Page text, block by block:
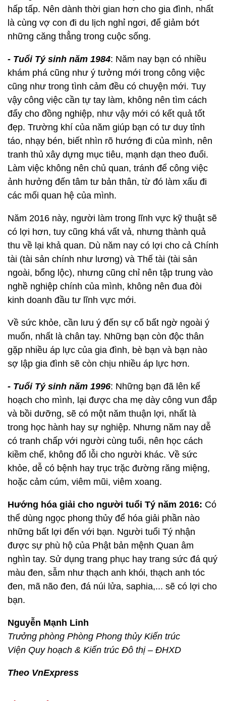
hấp tấp. Nên dành thời gian hơn cho gia đình, nhất
là cùng vợ con đi du lịch nghỉ ngơi, để giảm bớt
những căng thẳng trong cuộc sống.
- Tuổi Tý sinh năm 1984: Năm nay bạn có nhiều
khám phá cũng như ý tưởng mới trong công việc
cũng như trong tình cảm đều có chuyện mới. Tuy
vậy công việc cần tự tay làm, không nên tìm cách
đẩy cho đồng nghiệp, như vậy mới có kết quả tốt
đẹp. Trường khí của năm giúp bạn có tư duy tỉnh
táo, nhạy bén, biết nhìn rõ hướng đi của mình, nên
tranh thủ xây dựng mục tiêu, mạnh dạn theo đuổi.
Làm việc không nên chủ quan, tránh để công việc
ảnh hưởng đến tâm tư bản thân, từ đó làm xấu đi
các mối quan hệ của mình.
Năm 2016 này, người làm trong lĩnh vực kỹ thuật sẽ
có lợi hơn, tuy cũng khá vất vả, nhưng thành quả
thu về lại khả quan. Dù năm nay có lợi cho cả Chính
tài (tài sản chính như lương) và Thế tài (tài sản
ngoài, bổng lộc), nhưng cũng chỉ nên tập trung vào
nghề nghiệp chính của mình, không nên đua đòi
kinh doanh đầu tư lĩnh vực mới.
Về sức khỏe, cần lưu ý đến sự cố bất ngờ ngoài ý
muốn, nhất là chân tay. Những bạn còn độc thân
gặp nhiều áp lực của gia đình, bè bạn và bạn nào
sợ lập gia đình sẽ còn chịu nhiều áp lực hơn.
- Tuổi Tý sinh năm 1996: Những bạn đã lên kế
hoạch cho mình, lại được cha mẹ dày công vun đắp
và bồi dưỡng, sẽ có một năm thuận lợi, nhất là
trong học hành hay sự nghiệp. Nhưng năm nay dễ
có tranh chấp với người cùng tuổi, nên học cách
kiềm chế, không đổ lỗi cho người khác. Về sức
khỏe, dễ có bệnh hay trục trặc đường răng miệng,
hoặc cảm cúm, viêm mũi, viêm xoang.
Hướng hóa giải cho người tuổi Tý năm 2016: Có
thể dùng ngọc phong thủy để hóa giải phần nào
những bất lợi đến với bạn. Người tuổi Tý nhận
được sự phù hộ của Phật bản mệnh Quan âm
nghìn tay. Sử dụng trang phục hay trang sức đá quý
màu đen, sẫm như thạch anh khói, thạch anh tóc
đen, mã não đen, đá núi lửa, saphia,... sẽ có lợi cho
bạn.
Nguyễn Mạnh Linh
Trưởng phòng Phòng Phong thủy Kiến trúc
Viện Quy hoạch & Kiến trúc Đô thị – ĐHXD
Theo VnExpress